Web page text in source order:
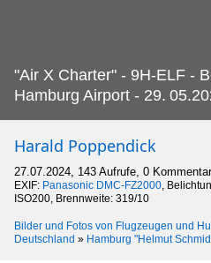
"Air X Charter" - 9H-ELF -
Hamburg Airport - 29.
Harald Poppendick
27.07.2024, 143 Aufrufe, 0
EXIF: Panasonic DMC-FZ2000,
ISO200, Brennweite: 319/10
Bilder und Fotos von Flugzeugen und
Deutschland » Hamburg "Helmut